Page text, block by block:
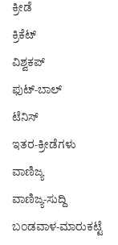
ಕ್ರೀಡೆ
ಕ್ರಿಕೆಟ್
ವಿಶ್ವಕಪ್
ಫುಟ್-ಬಾಲ್
ಟೆನಿಸ್
ಇತರ-ಕ್ರೀಡೆಗಳು
ವಾಣಿಜ್ಯ
ವಾಣಿಜ್ಯ-ಸುದ್ದಿ
ಬಂಡವಾಳ-ಮಾರುಕಟ್ಟೆ